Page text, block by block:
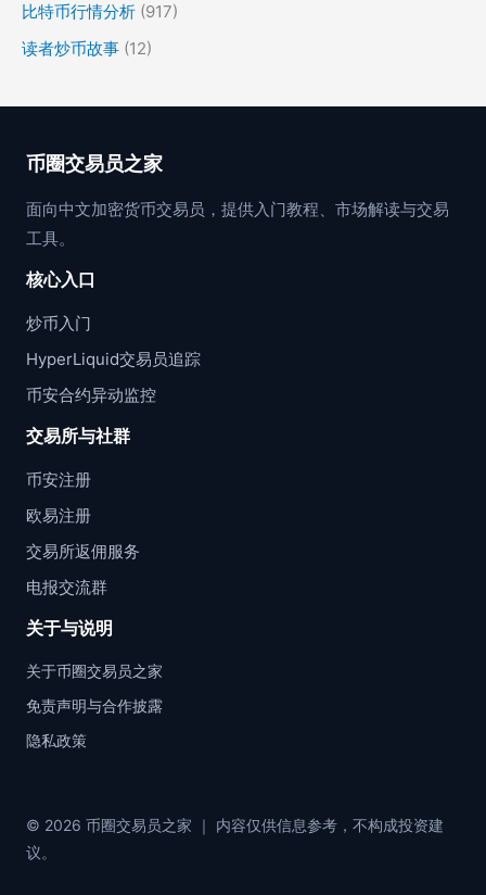
比特币行情分析 (917)
读者炒币故事 (12)
币圈交易员之家
面向中文加密货币交易员，提供入门教程、市场解读与交易
工具。
核心入口
炒币入门
HyperLiquid交易员追踪
币安合约异动监控
交易所与社群
币安注册
欧易注册
交易所返佣服务
电报交流群
关于与说明
关于币圈交易员之家
免责声明与合作披露
隐私政策
© 2026 币圈交易员之家 ｜ 内容仅供信息参考，不构成投资建
议。